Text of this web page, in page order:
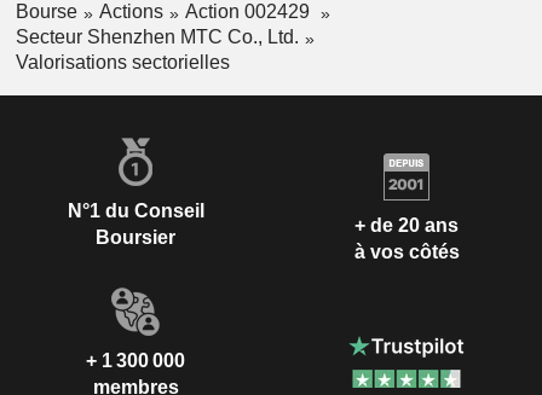
Bourse Actions
Action 002429
Secteur Shenzhen MTC Co., Ltd.
Valorisations sectorielles
N°1 du Conseil
Boursier
+ de 20 ans
à vos côtés
+ 1 300 000
membres